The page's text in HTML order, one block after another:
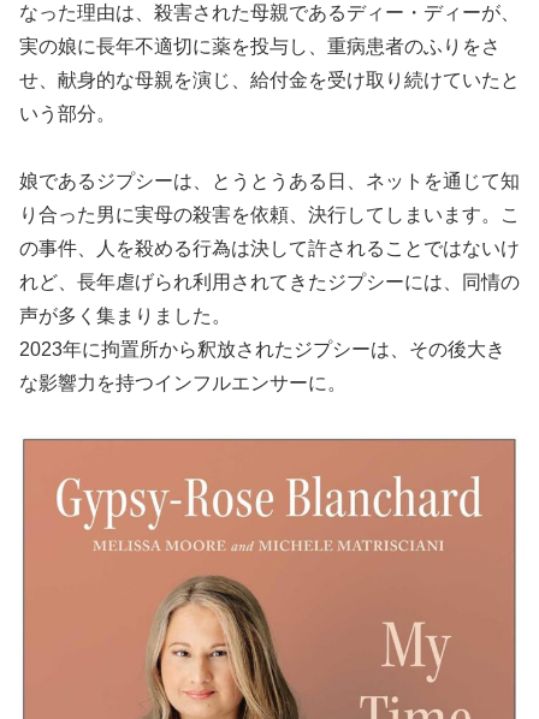
なった理由は、殺害された母親であるディー・ディーが、
実の娘に長年不適切に薬を投与し、重病患者のふりをさ
せ、献身的な母親を演じ、給付金を受け取り続けていたと
いう部分。
娘であるジプシーは、とうとうある日、ネットを通じて知
り合った男に実母の殺害を依頼、決行してしまいます。こ
の事件、人を殺める行為は決して許されることではないけ
れど、長年虐げられ利用されてきたジプシーには、同情の
声が多く集まりました。
2023年に拘置所から釈放されたジプシーは、その後大き
な影響力を持つインフルエンサーに。